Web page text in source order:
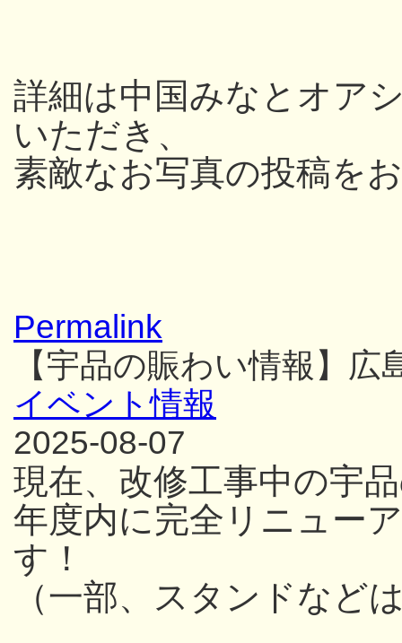
詳細は中国みなとオア
いただき、
素敵なお写真の投稿を
Permalink
【宇品の賑わい情報】広
イベント情報
2025-08-07
現在、改修工事中の宇
年度内に完全リニュー
す！
（一部、スタンドなど